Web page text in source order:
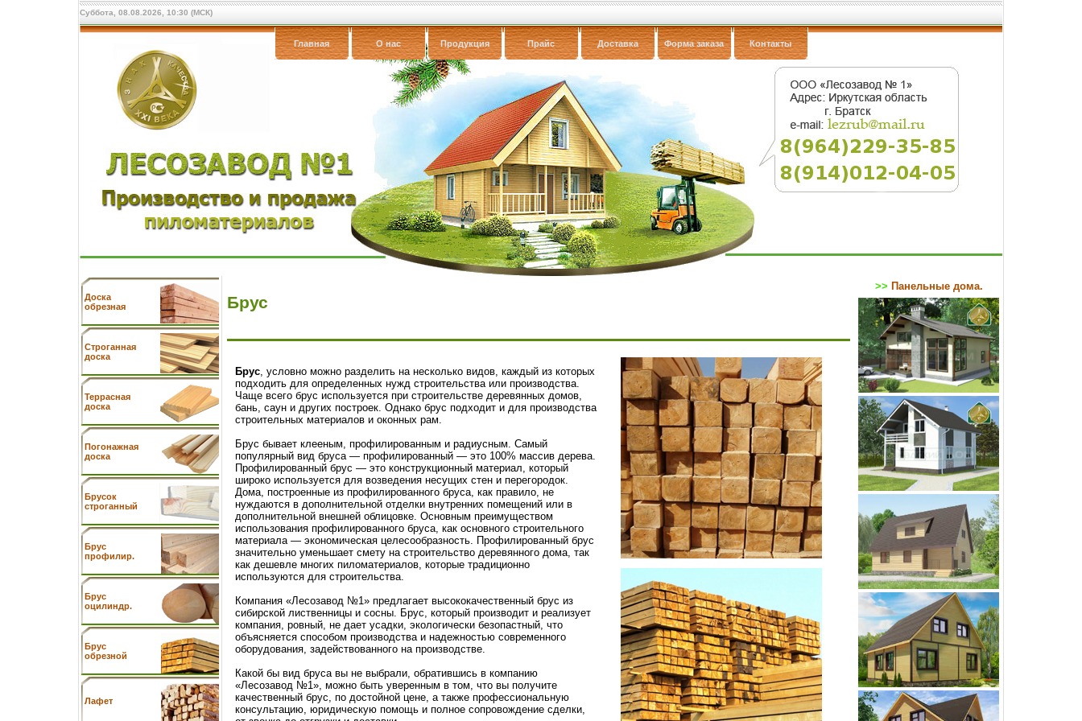
Суббота, 08.08.2026, 10:30 (МСК)
Главная О нас Продукция Прайс Доставка Форма заказа Контакты
Доска
обрезная
Cтроганная
доска
Террасная
доска
Погонажная
доска
Брусок
строганный
Брус
профилир.
Брус
оцилиндр.
Брус
обрезной
Лафет
Брус
Брус , условно можно разделить на несколько видов, каждый из которых
подходить для определенных нужд строительства или производства.
Чаще всего брус используется при строительстве деревянных домов,
бань, саун и других построек. Однако брус подходит и для производства
строительных материалов и оконных рам.
Брус бывает клееным, профилированным и радиусным. Самый
популярный вид бруса — профилированный — это 100% массив дерева.
Профилированный брус — это конструкционный материал, который
широко используется для возведения несущих стен и перегородок.
Дома, построенные из профилированного бруса, как правило, не
нуждаются в дополнительной отделки внутренних помещений или в
дополнительной внешней облицовке. Основным преимуществом
использования профилированного бруса, как основного строительного
материала — экономическая целесообразность. Профилированный брус
значительно уменьшает смету на строительство деревянного дома, так
как дешевле многих пиломатериалов, которые традиционно
используются для строительства.
Компания «Лесозавод №1» предлагает высококачественный брус из
сибирской лиственницы и сосны. Брус, который производит и реализует
компания, ровный, не дает усадки, экологически безопастный, что
объясняется способом производства и надежностью современного
оборудования, задействованного на производстве.
Какой бы вид бруса вы не выбрали, обратившись в компанию
«Лесозавод №1», можно быть уверенным в том, что вы получите
качественный брус, по достойной цене, а также профессиональную
консультацию, юридическую помощь и полное сопровождение сделки,
>> Панельные дома.